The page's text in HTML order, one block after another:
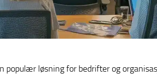
populær løsning for bedrifter og